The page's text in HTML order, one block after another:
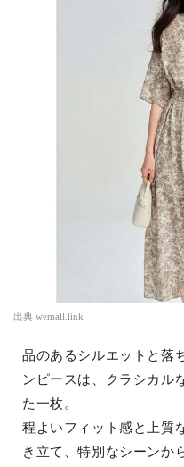
出典 wemall.link
品のあるシルエットと落
ンピースは、クラシカル
た一枚。
程よいフィット感と上質
き立て、特別なシーンか